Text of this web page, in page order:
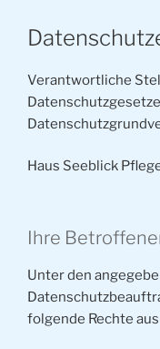
Verantwortliche
Haus Seeblick
Ihre
Unter den
folgende Rechte